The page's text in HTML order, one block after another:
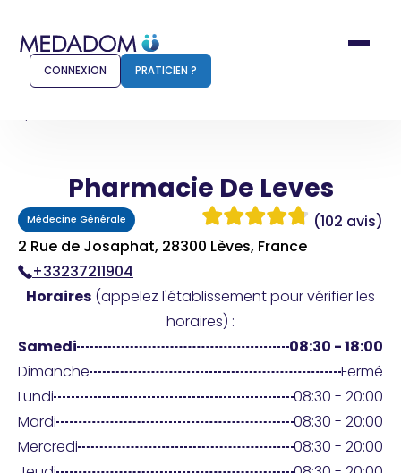
Comment ça marche ?
Pour les patients
Pharmacien
Connexion
Praticien ?
CONNEXION PRATICIEN ?
Pharmacie De Leves
Médecine Générale
(102 avis)
2 Rue de Josaphat, 28300 Lèves, France
+33237211904
Horaires (appelez l'établissement pour vérifier les
horaires) :
Samedi
08:30 - 18:00
Dimanche
Fermé
Lundi
08:30 - 20:00
Mardi
08:30 - 20:00
Mercredi
08:30 - 20:00